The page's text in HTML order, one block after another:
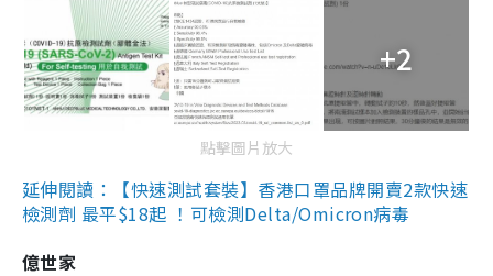
+2
點擊圖片放大
延伸閱讀：【快速測試套裝】香港口罩品牌開賣2款快速
檢測劑 最平$18起 ！可檢測Delta/Omicron病毒
億世家